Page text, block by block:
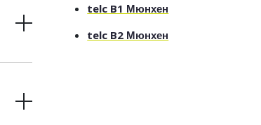
telc B1 Мюнхен
telc B2 Мюнхен